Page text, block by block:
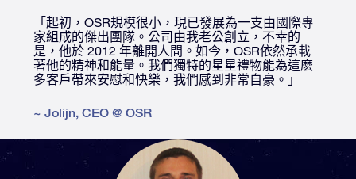
「起初，OSR規模很小，現已發展為一支由國際專
家組成的傑出團隊。公司由我老公創立，不幸的
是，他於 2012 年離開人間。如今，OSR依然承載
著他的精神和能量。我們獨特的星星禮物能為這麽
多客戶帶來安慰和快樂，我們感到非常自豪。」
~ Jolijn, CEO @ OSR